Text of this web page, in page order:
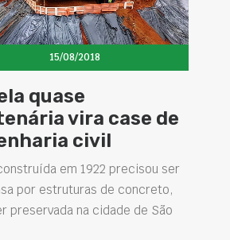
15/08/2018
quase
vira case de
civil
em 1922 precisou ser
por estruturas de concreto,
preservada na cidade de São